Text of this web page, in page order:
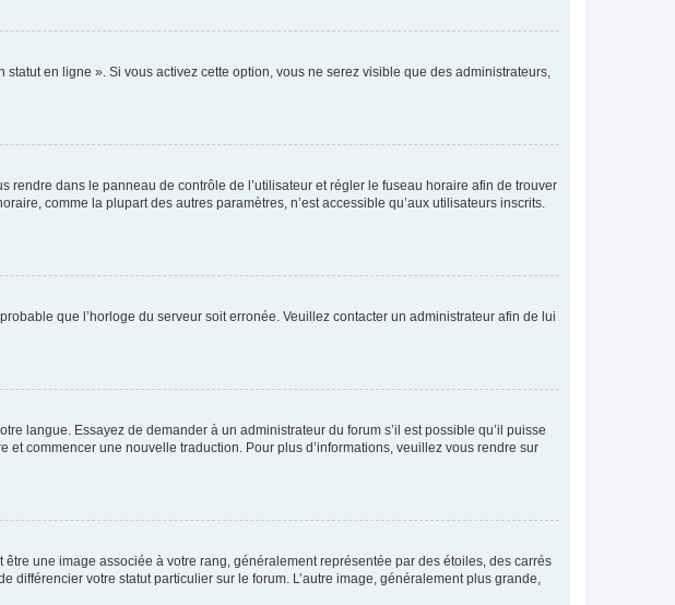
en ligne ». Si vous activez cette option, vous ne serez visible que des administrateurs,
rendre dans le panneau de contrôle de l’utilisateur et régler le fuseau horaire afin de trouver
comme la plupart des autres paramètres, n’est accessible qu’aux utilisateurs inscrits.
que l’horloge du serveur soit erronée. Veuillez contacter un administrateur afin de lui
langue. Essayez de demander à un administrateur du forum s’il est possible qu’il puisse
commencer une nouvelle traduction. Pour plus d’informations, veuillez vous rendre sur
une image associée à votre rang, généralement représentée par des étoiles, des carrés
votre statut particulier sur le forum. L’autre image, généralement plus grande,